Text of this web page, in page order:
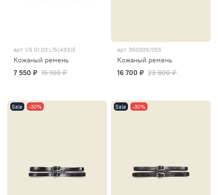
арт. VS G1.03 L15(433)E
Кожаный ремень
7 550 ₽ 15 100 ₽
арт. 350309/055
Кожаный ремень
16 700 ₽ 23 800 ₽
Sale -30% Sale -30%